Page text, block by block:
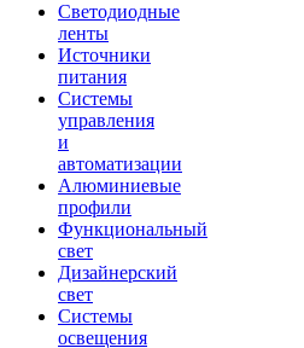
Светодиодные
ленты
Источники
питания
Системы
управления
и
автоматизации
Алюминиевые
профили
Функциональный
свет
Дизайнерский
свет
Системы
освещения